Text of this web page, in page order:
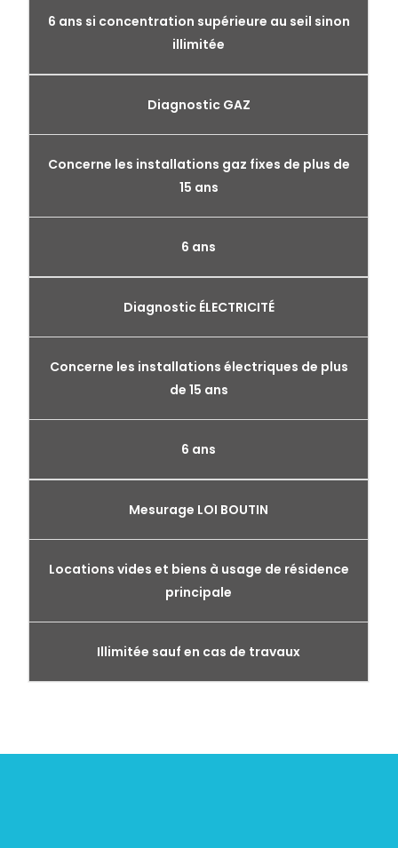
6 ans si concentration supérieure au seil sinon
illimitée
Diagnostic GAZ
Concerne les installations gaz fixes de plus de
15 ans
6 ans
Diagnostic ÉLECTRICITÉ
Concerne les installations électriques de plus
de 15 ans
6 ans
Mesurage LOI BOUTIN
Locations vides et biens à usage de résidence
principale
Illimitée sauf en cas de travaux